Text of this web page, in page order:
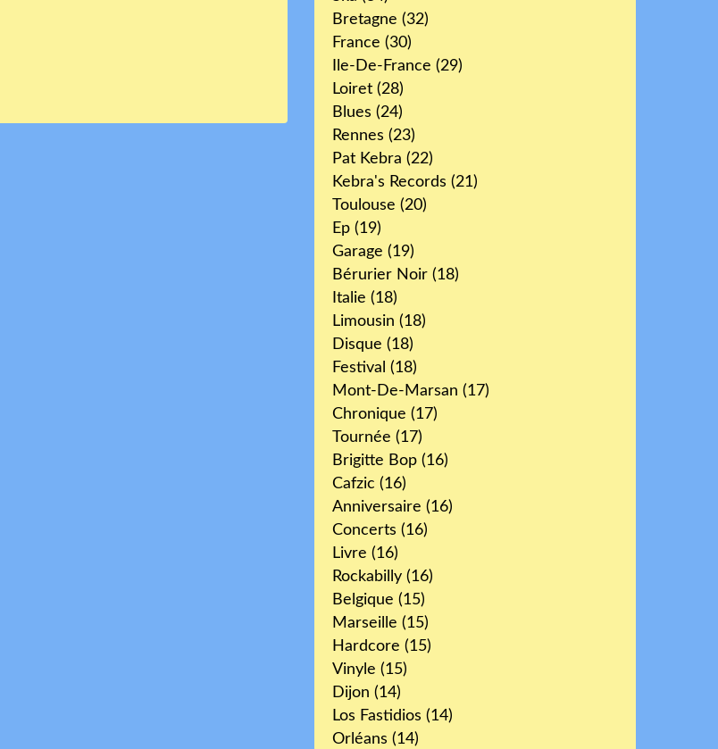
Bretagne (32)
France (30)
Ile-De-France (29)
Loiret (28)
Blues (24)
Rennes (23)
Pat Kebra (22)
Kebra's Records (21)
Toulouse (20)
Ep (19)
Garage (19)
Bérurier Noir (18)
Italie (18)
Limousin (18)
Disque (18)
Festival (18)
Mont-De-Marsan (17)
Chronique (17)
Tournée (17)
Brigitte Bop (16)
Cafzic (16)
Anniversaire (16)
Concerts (16)
Livre (16)
Rockabilly (16)
Belgique (15)
Marseille (15)
Hardcore (15)
Vinyle (15)
Dijon (14)
Los Fastidios (14)
Orléans (14)